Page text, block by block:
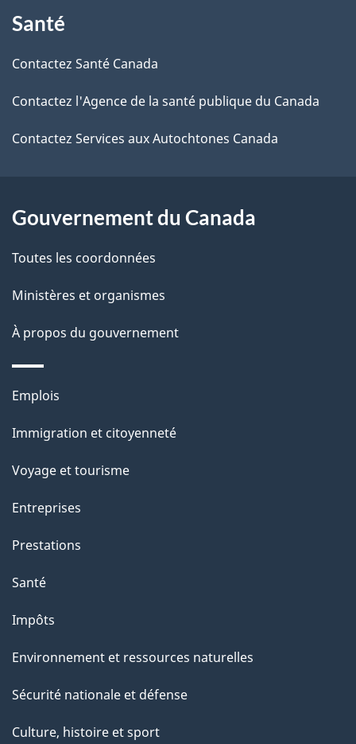
i
l
s
d
l
p
a
g
e
propos
de
ce
site
Santé
Contactez Santé Canada
Contactez l'Agence de la santé publique du Canada
Contactez Services aux Autochtones Canada
Gouvernement du Canada
Toutes les coordonnées
Ministères et organismes
À propos du gouvernement
Thèmes
sujets
Emplois
Immigration et citoyenneté
Voyage et tourisme
Entreprises
Prestations
Santé
Impôts
Environnement et ressources naturelles
Sécurité nationale et défense
Culture, histoire et sport